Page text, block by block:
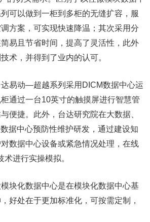
可以做到一柜到多柜的无缝扩容，服
方案，可实现快速降温；其次采用分
易且节省时间，提高了灵活性，此外
术，并得到了业内的认可。
易动—超越系列采用DICM数据中心运
通过一台10英寸的触摸屏进行智慧管
便捷。此外，台达研究院在大数据、
据中心预防性维护研发，通过建设知
数据中心设备或紧急情况处理，在线
进行实操模拟。
块化数据中心是在模块化数据中心基
好处在于更加标准化，可按需定制，